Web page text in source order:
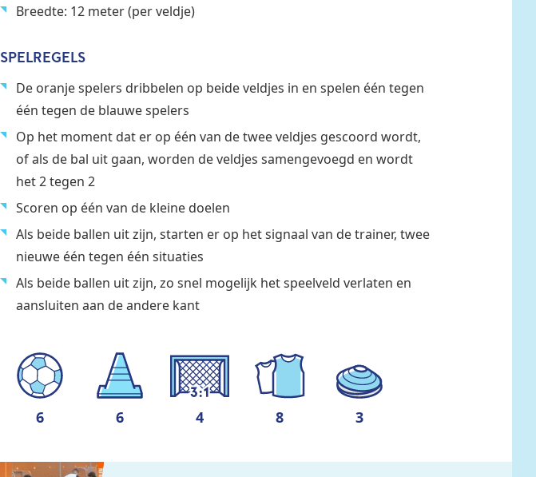
Breedte: 12 meter (per veldje)
SPELREGELS
De oranje spelers dribbelen op beide veldjes in en spelen één tegen
één tegen de blauwe spelers
Op het moment dat er op één van de twee veldjes gescoord wordt,
of als de bal uit gaan, worden de veldjes samengevoegd en wordt
het 2 tegen 2
Scoren op één van de kleine doelen
Als beide ballen uit zijn, starten er op het signaal van de trainer, twee
nieuwe één tegen één situaties
Als beide ballen uit zijn, zo snel mogelijk het speelveld verlaten en
aansluiten aan de andere kant
6 6 4 8 3